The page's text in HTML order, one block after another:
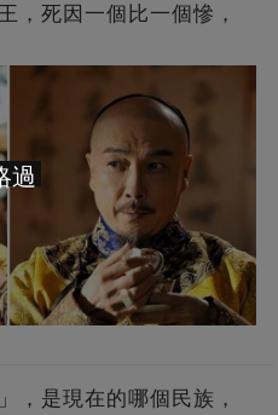
，死因一個比一個慘，
，是現在的哪個民族，
過